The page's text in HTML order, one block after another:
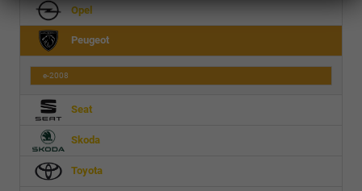
Opel
Peugeot
e-2008
Seat
Skoda
Toyota